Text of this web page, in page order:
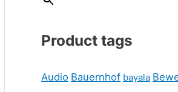
Product tags
Audio Bauernhof bayala